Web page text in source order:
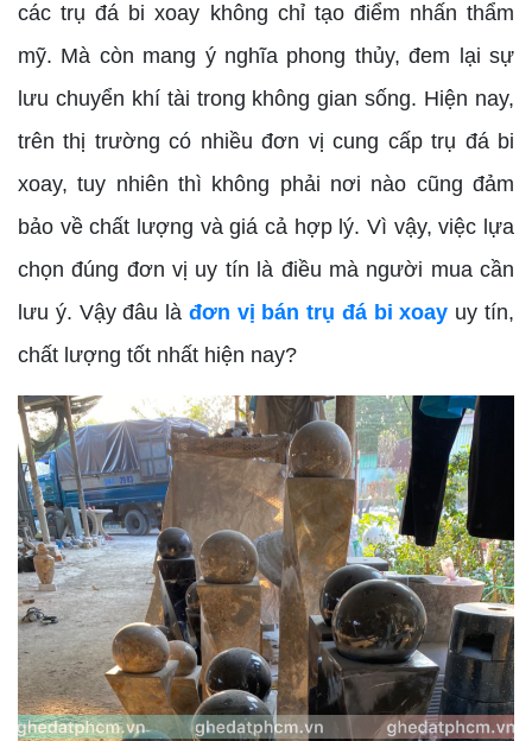
các trụ đá bi xoay không chỉ tạo điểm nhấn thẩm
mỹ. Mà còn mang ý nghĩa phong thủy, đem lại sự
lưu chuyển khí tài trong không gian sống. Hiện nay,
trên thị trường có nhiều đơn vị cung cấp trụ đá bi
xoay, tuy nhiên thì không phải nơi nào cũng đảm
bảo về chất lượng và giá cả hợp lý. Vì vậy, việc lựa
chọn đúng đơn vị uy tín là điều mà người mua cần
lưu ý. Vậy đâu là đơn vị bán trụ đá bi xoay uy tín,
chất lượng tốt nhất hiện nay?